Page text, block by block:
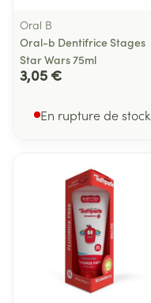
Oral B
Oral-b Dentifrice Stages
Star Wars 75ml
3,05 €
En rupture de stock